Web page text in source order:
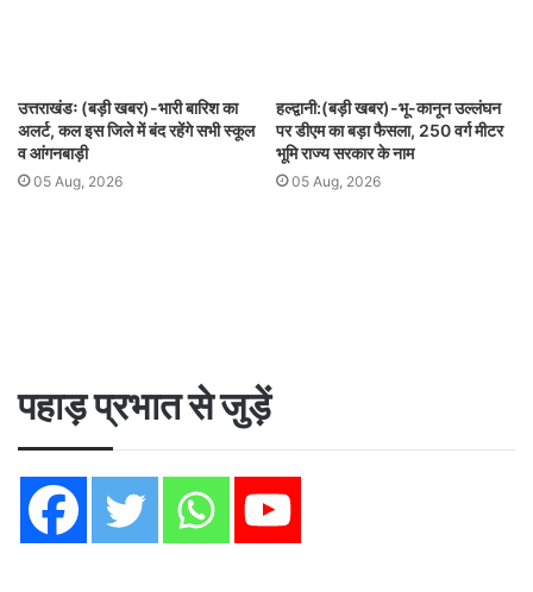
उत्तराखंडः (बड़ी खबर)-भारी बारिश का
अलर्ट, कल इस जिले में बंद रहेंगे सभी स्कूल
व आंगनबाड़ी
05 Aug, 2026
हल्द्वानी:(बड़ी खबर)-भू-कानून उल्लंघन
पर डीएम का बड़ा फैसला, 250 वर्ग मीटर
भूमि राज्य सरकार के नाम
05 Aug, 2026
पहाड़ प्रभात से जुड़ें